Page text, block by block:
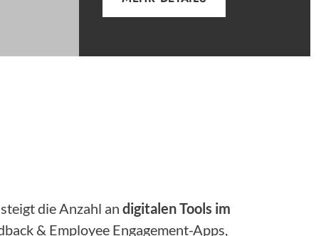
die Anzahl an digitalen Tools im
& Employee Engagement-Apps,